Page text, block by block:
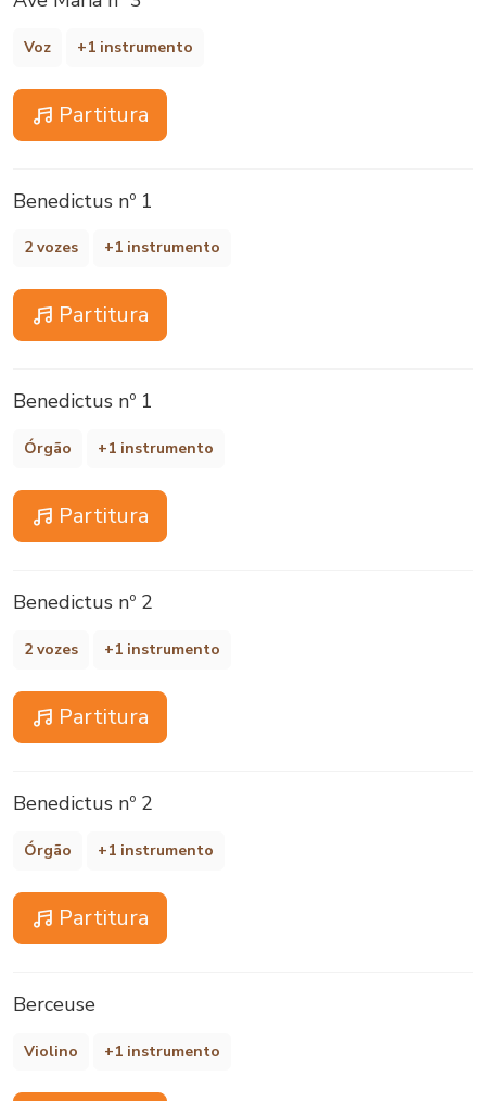
Voz +1 instrumento
Partitura
Benedictus nº 1
2 vozes +1 instrumento
Partitura
Benedictus nº 1
Órgão +1 instrumento
Partitura
Benedictus nº 2
2 vozes +1 instrumento
Partitura
Benedictus nº 2
Órgão +1 instrumento
Partitura
Berceuse
Violino +1 instrumento